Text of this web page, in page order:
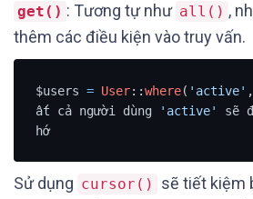
get() : Tương tự như all() ,
thêm các điều kiện vào truy vấn.
$users = User::where( 'active' ,
ất cả người dùng
'active'
sẽ
hớ
Sử dụng cursor()
sẽ tiết kiệm